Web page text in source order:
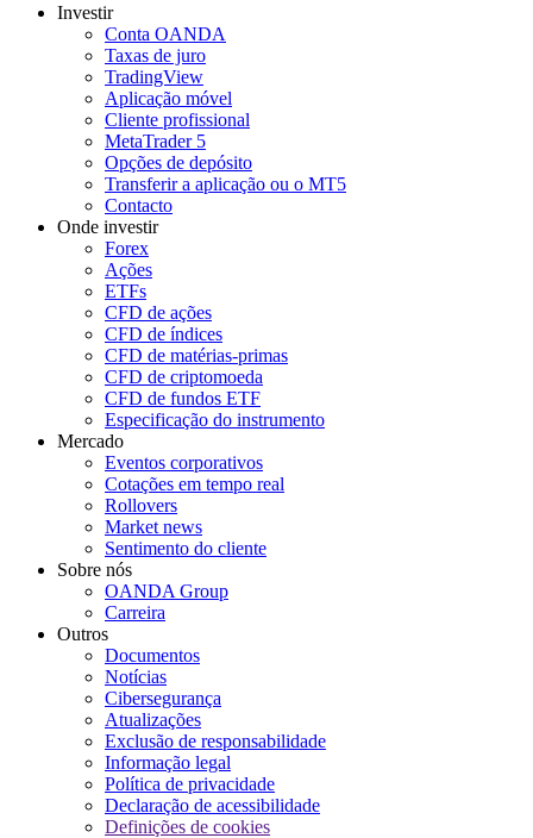
Investir
Conta OANDA
Taxas de juro
TradingView
Aplicação móvel
Cliente profissional
MetaTrader 5
Opções de depósito
Transferir a aplicação ou o MT5
Contacto
Onde investir
Forex
Ações
ETFs
CFD de ações
CFD de índices
CFD de matérias-primas
CFD de criptomoeda
CFD de fundos ETF
Especificação do instrumento
Mercado
Eventos corporativos
Cotações em tempo real
Rollovers
Market news
Sentimento do cliente
Sobre nós
OANDA Group
Carreira
Outros
Documentos
Notícias
Cibersegurança
Atualizações
Exclusão de responsabilidade
Informação legal
Política de privacidade
Declaração de acessibilidade
Definições de cookies